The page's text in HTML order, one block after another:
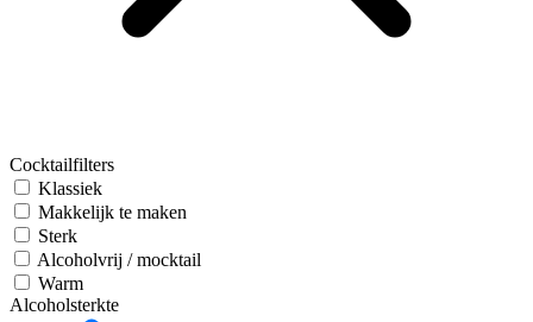
Cocktailfilters
Klassiek
Makkelijk te maken
Sterk
Alcoholvrij / mocktail
Warm
Alcoholsterkte